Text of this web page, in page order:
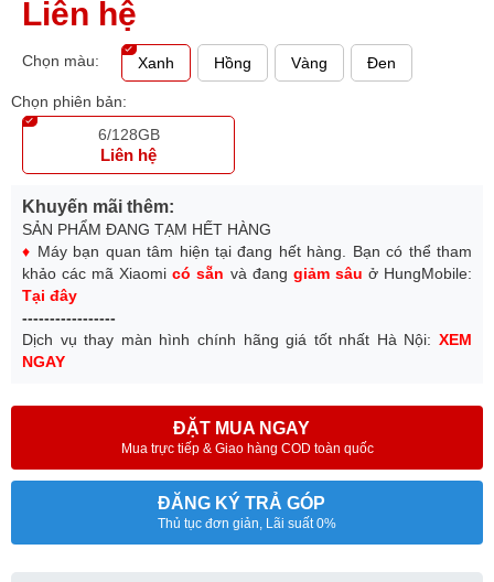
Liên hệ
Chọn màu: Xanh Hồng Vàng Đen
Chọn phiên bản:
6/128GB
Liên hệ
Khuyến mãi thêm:
SẢN PHẨM ĐANG TẠM HẾT HÀNG
♦ Máy bạn quan tâm hiện tại đang hết hàng. Bạn có thể tham
khảo các mã Xiaomicó sẵn và đang giảm sâu ở HungMobile:
Tại đây
-----------------
Dịch vụ thay màn hình chính hãng giá tốt nhất Hà Nội: XEM
NGAY
ĐẶT MUA NGAY
Mua trực tiếp & Giao hàng COD toàn quốc
ĐĂNG KÝ TRẢ GÓP
Thủ tục đơn giản, Lãi suất 0%